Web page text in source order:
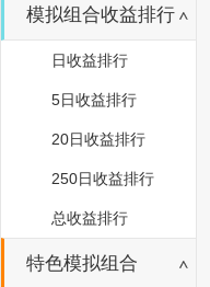
模拟组合收益排行
日收益排行
5日收益排行
20日收益排行
250日收益排行
总收益排行
特色模拟组合